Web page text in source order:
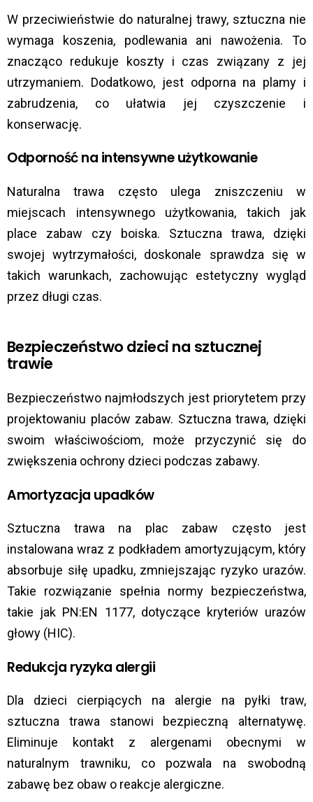
W przeciwieństwie do naturalnej trawy, sztuczna nie
wymaga koszenia, podlewania ani nawożenia.
To
znacząco redukuje koszty i czas związany z jej
utrzymaniem. Dodatkowo, jest odporna na plamy i
zabrudzenia, co ułatwia jej czyszczenie i
konserwację.
Odporność na intensywne użytkowanie
Naturalna trawa często ulega zniszczeniu w
miejscach intensywnego użytkowania, takich jak
place zabaw czy boiska.
Sztuczna trawa, dzięki
swojej wytrzymałości, doskonale sprawdza się w
takich warunkach, zachowując estetyczny wygląd
przez długi czas.
Bezpieczeństwo dzieci na sztucznej
trawie
Bezpieczeństwo najmłodszych jest priorytetem przy
projektowaniu placów zabaw. Sztuczna trawa, dzięki
swoim właściwościom, może przyczynić się do
zwiększenia ochrony dzieci podczas zabawy.
Amortyzacja upadków
Sztuczna trawa na plac zabaw często jest
instalowana wraz z podkładem amortyzującym, który
absorbuje siłę upadku, zmniejszając ryzyko urazów.
Takie rozwiązanie spełnia normy bezpieczeństwa,
takie jak PN:EN 1177, dotyczące kryteriów urazów
głowy (HIC).
Redukcja ryzyka alergii
Dla dzieci cierpiących na alergie na pyłki traw,
sztuczna trawa stanowi bezpieczną alternatywę.
Eliminuje kontakt z alergenami obecnymi w
naturalnym trawniku, co pozwala na swobodną
zabawę bez obaw o reakcje alergiczne.